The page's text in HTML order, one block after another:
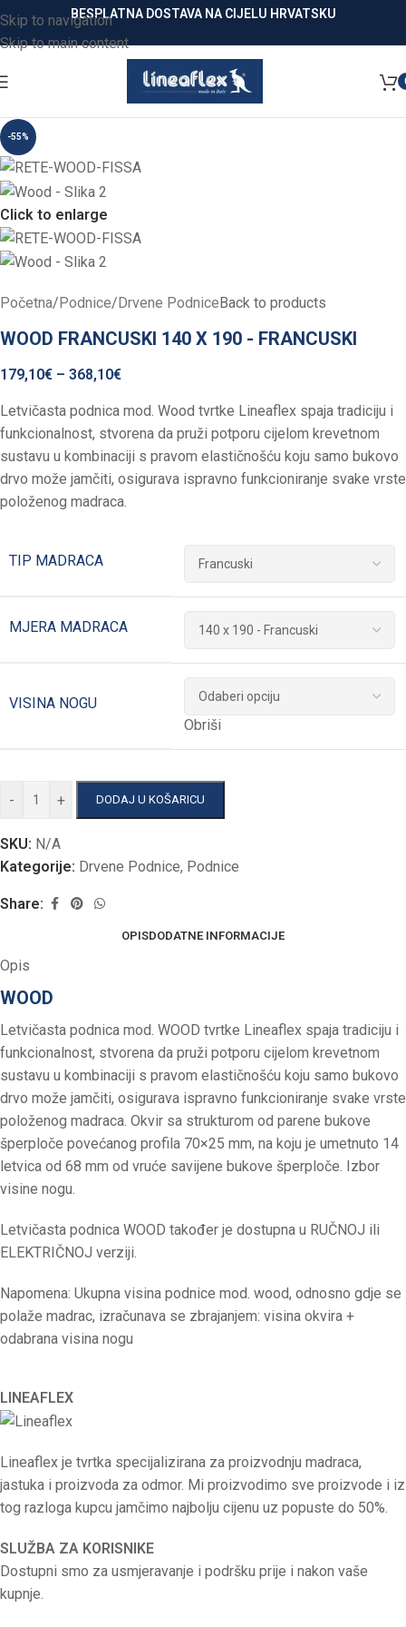
Skip to navigation
Skip to main content
BESPLATNA DOSTAVA NA CIJELU HRVATSKU
-55%
Click to enlarge
Početna/Podnice/Drvene PodniceBack to products
WOOD FRANCUSKI 140 X 190 - FRANCUSKI
179,10€ – 368,10€
Letvičasta podnica mod. Wood tvrtke Lineaflex spaja tradiciju i
funkcionalnost, stvorena da pruži potporu cijelom krevetnom
sustavu u kombinaciji s pravom elastičnošću koju samo bukovo
drvo može jamčiti, osigurava ispravno funkcioniranje svake vrste
položenog madraca.
TIP MADRACA
MJERA MADRACA
VISINA NOGU
Obriši
- + DODAJ U KOŠARICU
SKU: N/A
Kategorije: Drvene Podnice, Podnice
Share:
OPISDODATNE INFORMACIJE
Opis
WOOD
Letvičasta podnica mod. WOOD tvrtke Lineaflex spaja tradiciju i
funkcionalnost, stvorena da pruži potporu cijelom krevetnom
sustavu u kombinaciji s pravom elastičnošću koju samo bukovo
drvo može jamčiti, osigurava ispravno funkcioniranje svake vrste
položenog madraca. Okvir sa strukturom od parene bukove
šperploče povećanog profila 70×25 mm, na koju je umetnuto 14
letvica od 68 mm od vruće savijene bukove šperploče. Izbor
visine nogu.
Letvičasta podnica WOOD također je dostupna u RUČNOJ ili
ELEKTRIČNOJ verziji.
Napomena: Ukupna visina podnice mod. wood, odnosno gdje se
polaže madrac, izračunava se zbrajanjem: visina okvira +
odabrana visina nogu
LINEAFLEX
Lineaflex je tvrtka specijalizirana za proizvodnju madraca,
jastuka i proizvoda za odmor. Mi proizvodimo sve proizvode i iz
tog razloga kupcu jamčimo najbolju cijenu uz popuste do 50%.
SLUŽBA ZA KORISNIKE
Dostupni smo za usmjeravanje i podršku prije i nakon vaše
kupnje.